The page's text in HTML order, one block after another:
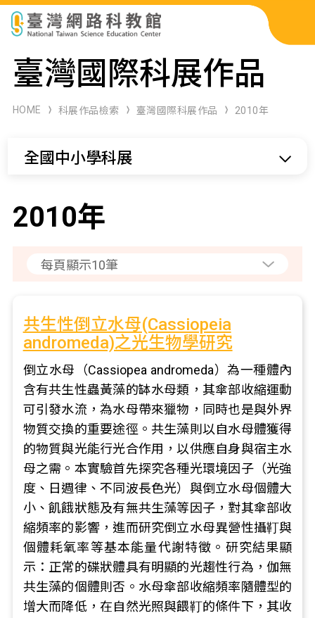
科展作品檢索
科學研習月刊
臺灣國際科展作品
HOME 科展作品檢索 臺灣國際科展作品 2010年
全國中小學科展
2010年
共生性倒立水母(Cassiopeia
andromeda)之光生物學研究
倒立水母（Cassiopea andromeda）為一種體內
含有共生性蟲黃藻的缽水母類，其傘部收縮運動
可引發水流，為水母帶來獵物，同時也是與外界
物質交換的重要途徑。共生藻則以自水母體獲得
的物質與光能行光合作用，以供應自身與宿主水
母之需。本實驗首先探究各種光環境因子（光強
度、日週律、不同波長色光）與倒立水母個體大
小、飢餓狀態及有無共生藻等因子，對其傘部收
縮頻率的影響，進而研究倒立水母異營性攝靪與
個體耗氧率等基本能量代謝特徵。研究結果顯
示：正常的碟狀體具有明顯的光趨性行為，伽無
共生藻的個體則否。水母傘部收縮頻率隨體型的
增大而降低，在自然光照與餵靪的條件下，其收